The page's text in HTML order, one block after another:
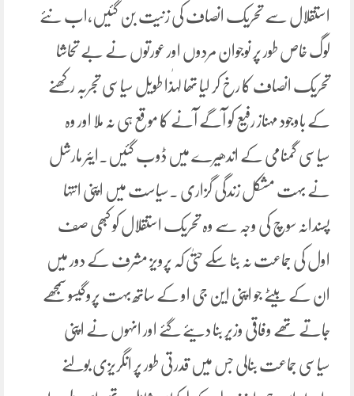
استقلال سے تحریک انصاف کی زنیت بن گئیں،اب نئے
لوگ خاص طور پر نوجوان مردوں اور عورتوں نے بے تحاشا
تحریک انصاف کا رخ کر لیا تھا لہٰذا طویل سیاسی تجربہ رکھنے
کے باوجود مہناز رفیع کو آگے آنے کا موقع ہی نہ ملا اور وہ
سیاسی گمنامی کے اندھیرے میں ڈوب گئیں۔ایئر مارشل
نے بہت مشکل زندگی گزاری ۔سیاست میں اپنی انتہا
پسندانہ سوچ کی وجہ سے وہ تحریک استقلال کو کبھی صف
اول کی جماعت نہ بنا سکے حتیٰ کہ پرویز مشرف کے دور میں
ان کے بیٹے جو اپنی این جی او کے ساتھ بہت پروگیسو سمجھے
جاتے تھے وفاقی وزیر بنا دیئے گئے اور انہوں نے اپنی
سیاسی جماعت بنالی جس میں قدرتی طور پر انگریزی بولنے